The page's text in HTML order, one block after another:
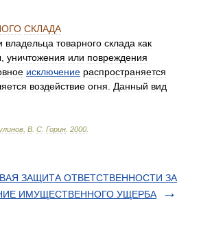
СКЛАДА
владельца товарного склада как
уничтожения или повреждения
исключение распространяется
воздействие огня Данный вид
В С Горин 2000
ЗАЩИТА ОТВЕТСТВЕННОСТИ ЗА
ИМУЩЕСТВЕННОГО УЩЕРБА